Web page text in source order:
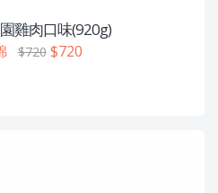
雞肉口味(920g)
$720$720